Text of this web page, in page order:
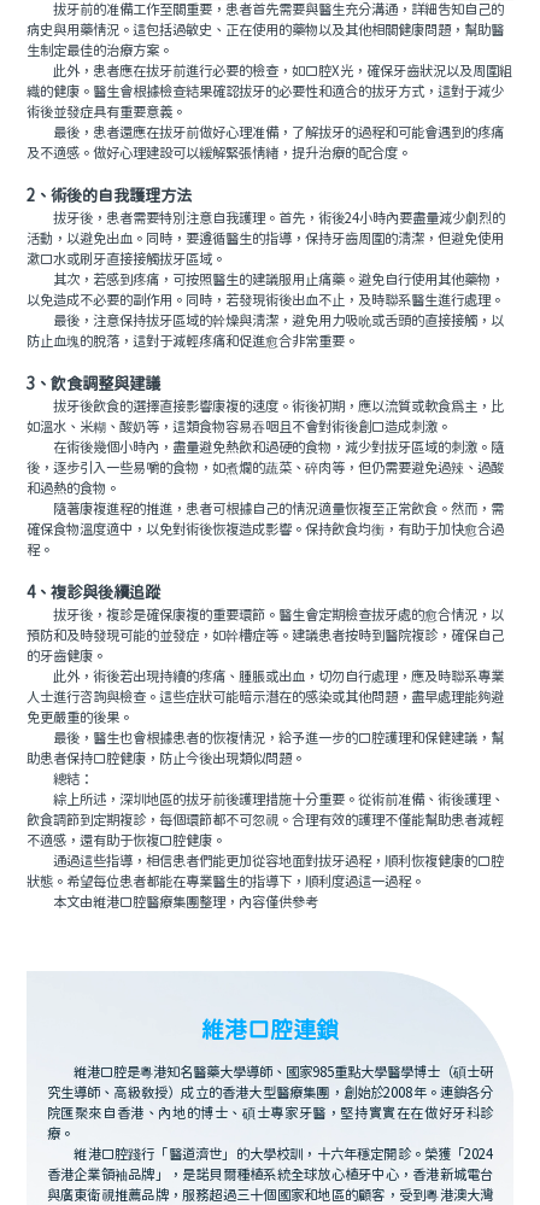
拔牙前的准備工作至關重要，患者首先需要與醫生充分溝通，詳細告知自己的
病史與用藥情況。這包括過敏史、正在使用的藥物以及其他相關健康問題，幫助醫
生制定最佳的治療方案。
此外，患者應在拔牙前進行必要的檢查，如口腔X光，確保牙齒狀況以及周圍組
織的健康。醫生會根據檢查結果確認拔牙的必要性和適合的拔牙方式，這對于減少
術後並發症具有重要意義。
最後，患者還應在拔牙前做好心理准備，了解拔牙的過程和可能會遇到的疼痛
及不適感。做好心理建設可以緩解緊張情緒，提升治療的配合度。
2、術後的自我護理方法
拔牙後，患者需要特別注意自我護理。首先，術後24小時內要盡量減少劇烈的
活動，以避免出血。同時，要遵循醫生的指導，保持牙齒周圍的清潔，但避免使用
漱口水或刷牙直接接觸拔牙區域。
其次，若感到疼痛，可按照醫生的建議服用止痛藥。避免自行使用其他藥物，
以免造成不必要的副作用。同時，若發現術後出血不止，及時聯系醫生進行處理。
最後，注意保持拔牙區域的幹燥與清潔，避免用力吸吮或舌頭的直接接觸，以
防止血塊的脫落，這對于減輕疼痛和促進愈合非常重要。
3、飲食調整與建議
拔牙後飲食的選擇直接影響康複的速度。術後初期，應以流質或軟食爲主，比
如溫水、米糊、酸奶等，這類食物容易吞咽且不會對術後創口造成刺激。
在術後幾個小時內，盡量避免熱飲和過硬的食物，減少對拔牙區域的刺激。隨
後，逐步引入一些易嚼的食物，如煮爛的蔬菜、碎肉等，但仍需要避免過辣、過酸
和過熱的食物。
隨著康複進程的推進，患者可根據自己的情況適量恢複至正常飲食。然而，需
確保食物溫度適中，以免對術後恢複造成影響。保持飲食均衡，有助于加快愈合過
程。
4、複診與後續追蹤
拔牙後，複診是確保康複的重要環節。醫生會定期檢查拔牙處的愈合情況，以
預防和及時發現可能的並發症，如幹槽症等。建議患者按時到醫院複診，確保自己
的牙齒健康。
此外，術後若出現持續的疼痛、腫脹或出血，切勿自行處理，應及時聯系專業
人士進行咨詢與檢查。這些症狀可能暗示潛在的感染或其他問題，盡早處理能夠避
免更嚴重的後果。
最後，醫生也會根據患者的恢複情況，給予進一步的口腔護理和保健建議，幫
助患者保持口腔健康，防止今後出現類似問題。
總結：
綜上所述，深圳地區的拔牙前後護理措施十分重要。從術前准備、術後護理、
飲食調節到定期複診，每個環節都不可忽視。合理有效的護理不僅能幫助患者減輕
不適感，還有助于恢複口腔健康。
通過這些指導，相信患者們能更加從容地面對拔牙過程，順利恢複健康的口腔
狀態。希望每位患者都能在專業醫生的指導下，順利度過這一過程。
本文由維港口腔醫療集團整理，內容僅供參考
維港口腔連鎖
維港口腔是粵港知名醫藥大學導師、國家985重點大學醫學博士（碩士研
究生導師、高級教授）成立的香港大型醫療集團，創始於2008年。連鎖各分
院匯聚來自香港、內地的博士、碩士專家牙醫，堅持實實在在做好牙科診
療。
維港口腔踐行「醫道濟世」的大學校訓，十六年穩定開診。榮獲「2024
香港企業領袖品牌」，是諾貝爾種植系統全球放心植牙中心，香港新城電台
與廣東衛視推薦品牌，服務超過三十個國家和地區的顧客，受到粵港澳大灣